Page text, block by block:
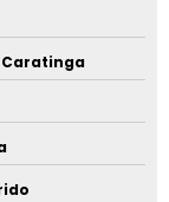
Caratinga